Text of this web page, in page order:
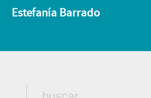
Estefanía Barrado